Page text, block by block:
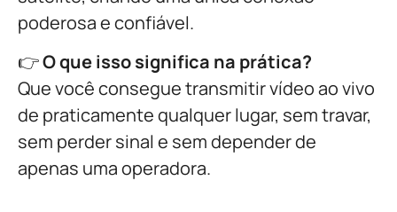
poderosa e confiável.
👉O que isso significa na prática?
Que você consegue transmitir vídeo ao vivo
de praticamente qualquer lugar, sem travar,
sem perder sinal e sem depender de
apenas uma operadora.